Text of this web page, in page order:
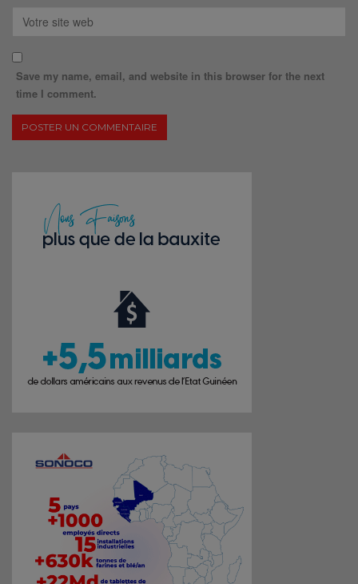
Save my name, email, and website in this browser for the next
time I comment.